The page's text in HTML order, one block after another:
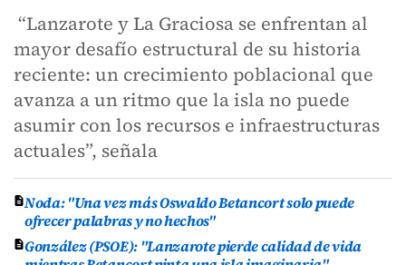
“Lanzarote y La Graciosa se enfrentan al
mayor desafío estructural de su historia
reciente: un crecimiento poblacional que
avanza a un ritmo que la isla no puede
asumir con los recursos e infraestructuras
actuales”, señala
Noda: "Una vez más Oswaldo Betancort solo puede
ofrecer palabras y no hechos"
González (PSOE): "Lanzarote pierde calidad de vida